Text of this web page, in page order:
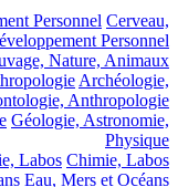
Personnel Cerveau,
Personnel
Nature, Animaux
Archéologie,
Anthropologie
Géologie, Astronomie,
Physique
Labos Chimie, Labos
Eau, Mers et Océans